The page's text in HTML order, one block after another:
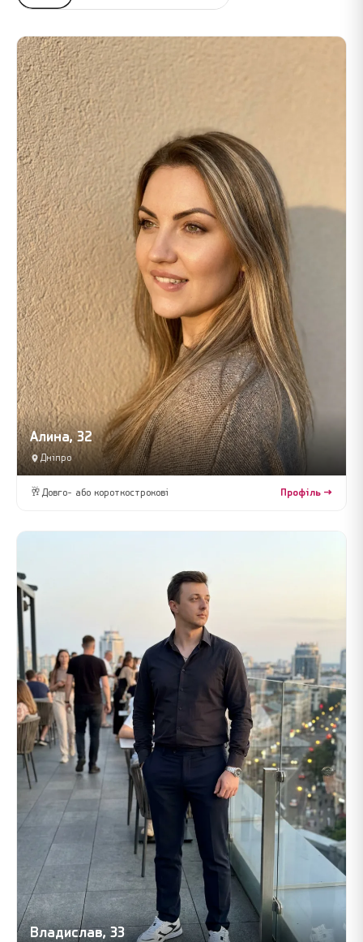
Алина, 32
Дніпро
🥂 Довго- або короткострокові Профіль →
Владислав, 33